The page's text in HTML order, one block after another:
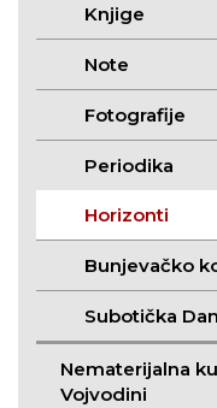
Knjige
Note
Fotografije
Periodika
Horizonti
Bunjevačko
Subotička
Nematerijalna
Vojvodini